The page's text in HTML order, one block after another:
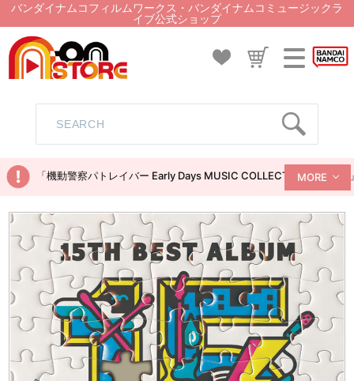
バンダイナムコフィルムワークス・バンダイナムコミュージックラ
イブ公式ショップ
「機動警察パトレイバー Early Days MUSIC COLLECTION CD
MORE